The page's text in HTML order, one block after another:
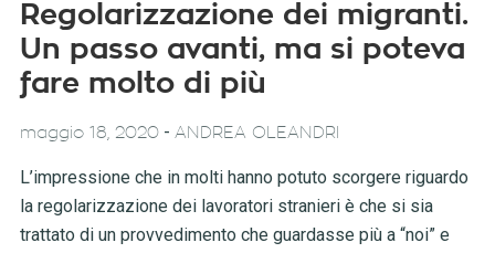
Regolarizzazione dei migranti.
Un passo avanti, ma si poteva
fare molto di più
maggio 18, 2020- ANDREA OLEANDRI
L’impressione che in molti hanno potuto scorgere riguardo
la regolarizzazione dei lavoratori stranieri è che si sia
trattato di un provvedimento che guardasse più a “noi” e